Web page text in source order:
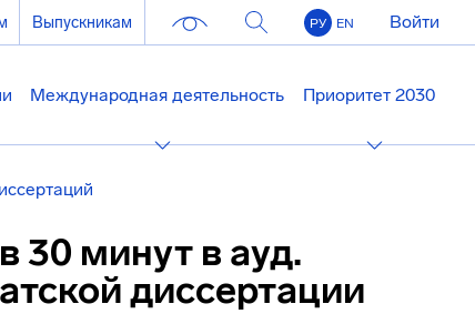
Выпускникам РУ EN Войти
Международная деятельность Приоритет 2030
30 минут в ауд.
диссертации